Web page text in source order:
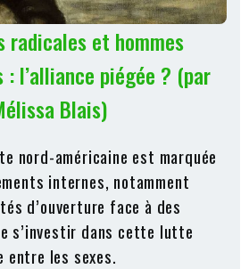
radicales et hommes
l’alliance piégée ? (par
Blais)
nord-américaine est marquée
internes, notamment
d’ouverture face à des
s’investir dans cette lutte
entre les sexes.